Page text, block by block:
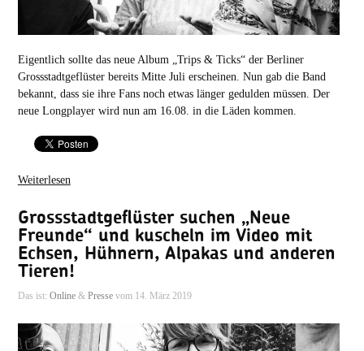
Eigentlich sollte das neue Album „Trips & Ticks“ der Berliner
Grossstadtgeflüster bereits Mitte Juli erscheinen. Nun gab die Band
bekannt, dass sie ihre Fans noch etwas länger gedulden müssen. Der
neue Longplayer wird nun am 16.08. in die Läden kommen.
Weiterlesen
Grossstadtgeflüster suchen „Neue
Freunde“ und kuscheln im Video mit
Echsen, Hühnern, Alpakas und anderen
Tieren!
Das ist: Online& Pressevom 14. März 2019